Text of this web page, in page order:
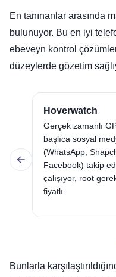
En tanınanlar arasında
bulunuyor. Bu en iyi
ebeveyn kontrol
düzeylerde gözetim
Hoverwatch
Gerçek zamanlı
başlıca sosyal
(WhatsApp,
Facebook) takip
çalışıyor, root
fiyatlı.
Bunlarla